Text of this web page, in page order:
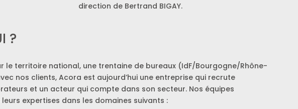
direction de Bertrand BIGAY.
?
le territoire national, une trentaine de bureaux (IdF/Bourgogne/Rhône-
nos clients, Acora est aujourd’hui une entreprise qui recrute
et un acteur qui compte dans son secteur. Nos équipes
expertises dans les domaines suivants :